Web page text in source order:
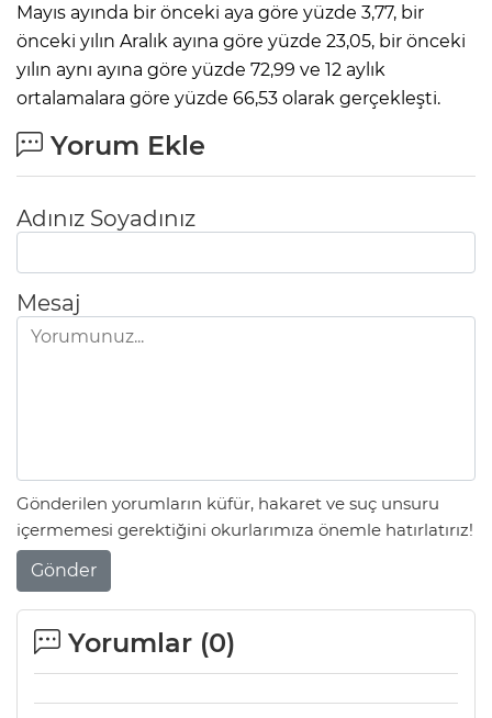
Mayıs ayında bir önceki aya göre yüzde 3,77, bir
önceki yılın Aralık ayına göre yüzde 23,05, bir önceki
yılın aynı ayına göre yüzde 72,99 ve 12 aylık
ortalamalara göre yüzde 66,53 olarak gerçekleşti.
Yorum Ekle
Adınız Soyadınız
Mesaj
Gönderilen yorumların küfür, hakaret ve suç unsuru
içermemesi gerektiğini okurlarımıza önemle hatırlatırız!
Gönder
Yorumlar (0)